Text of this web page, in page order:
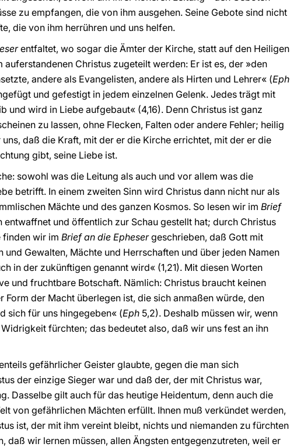
zu empfangen, die von ihm ausgehen. Seine Gebote sind nicht
die von ihm herrühren und uns helfen.
entfaltet, wo sogar die Ämter der Kirche, statt auf den Heiligen
auferstandenen Christus zugeteilt werden: Er ist es, der »den
andere als Evangelisten, andere als Hirten und Lehrer« (Eph
und gefestigt in jedem einzelnen Gelenk. Jedes trägt mit
und wird in Liebe aufgebaut« (4,16). Denn Christus ist ganz
zu lassen, ohne Flecken, Falten oder andere Fehler; heilig
uns, daß die Kraft, mit der er die Kirche errichtet, mit der er die
gibt, seine Liebe ist.
sowohl was die Leitung als auch und vor allem was die
betrifft. In einem zweiten Sinn wird Christus dann nicht nur als
Mächte und des ganzen Kosmos. So lesen wir im Brief
entwaffnet und öffentlich zur Schau gestellt hat; durch Christus
finden wir im Brief an die Ephesergeschrieben, daß Gott mit
Gewalten, Mächte und Herrschaften und über jeden Namen
in der zukünftigen genannt wird« (1,21). Mit diesen Worten
und fruchtbare Botschaft. Nämlich: Christus braucht keinen
der Macht überlegen ist, die sich anmaßen würde, den
sich für uns hingegeben« (Eph 5,2). Deshalb müssen wir, wenn
fürchten; das bedeutet also, daß wir uns fest an ihn
gefährlicher Geister glaubte, gegen die man sich
der einzige Sieger war und daß der, der mit Christus war,
Dasselbe gilt auch für das heutige Heidentum, denn auch die
von gefährlichen Mächten erfüllt. Ihnen muß verkündet werden,
ist, der mit ihm vereint bleibt, nichts und niemanden zu fürchten
daß wir lernen müssen, allen Ängsten entgegenzutreten, weil er